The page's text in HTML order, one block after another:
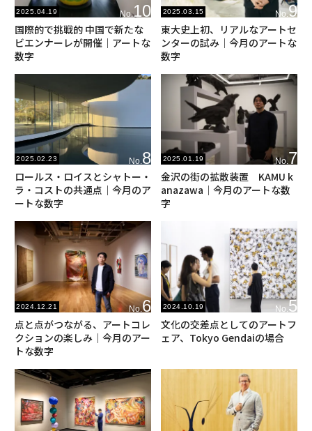
2025.04.19 No.10
国際的で挑戦的 中国で新たな
ビエンナーレが開催｜アートな
数字
2025.03.15 No. 9
東大史上初、リアルなアートセ
ンターの試み｜今月のアートな
数字
2025.02.23 No.8
ロールス・ロイスとシャトー・
ラ・コストの共通点｜今月のア
ートな数字
2025.01.19 No.7
金沢の街の拡散装置 KAMU k
anazawa｜今月のアートな数
字
2024.12.21 No.6
点と点がつながる、アートコレ
クションの楽しみ｜今月のアー
トな数字
2024.10.19 No.5
文化の交差点としてのアートフ
ェア、Tokyo Gendaiの場合